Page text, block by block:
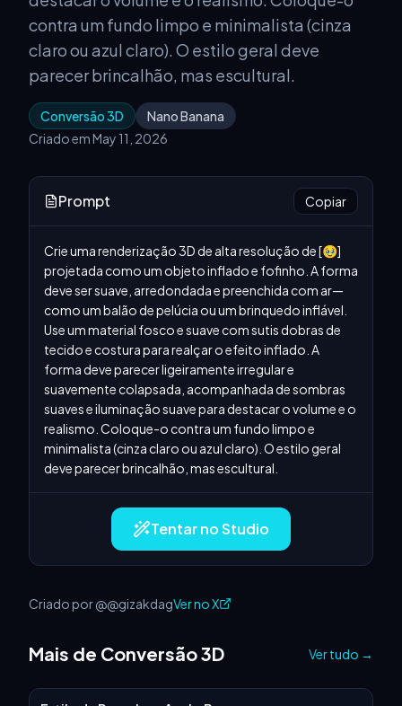
contra um fundo limpo e minimalista (cinza
claro ou azul claro). O estilo geral deve
parecer brincalhão, mas escultural.
Conversão 3D
Nano Banana
Criado em May 11, 2026
Prompt Copiar
Crie uma renderização 3D de alta resolução de [🥹]
projetada como um objeto inflado e fofinho. A forma
deve ser suave, arredondada e preenchida com ar—
como um balão de pelúcia ou um brinquedo inflável.
Use um material fosco e suave com sutis dobras de
tecido e costura para realçar o efeito inflado. A
forma deve parecer ligeiramente irregular e
suavemente colapsada, acompanhada de sombras
suaves e iluminação suave para destacar o volume e o
realismo. Coloque-o contra um fundo limpo e
minimalista (cinza claro ou azul claro). O estilo geral
deve parecer brincalhão, mas escultural.
Tentar no Studio
Criado por @@gizakdagVer no X
Mais de Conversão 3D Ver tudo →